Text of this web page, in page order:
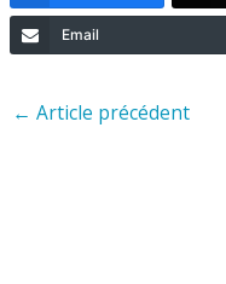
Email
← Article précédent